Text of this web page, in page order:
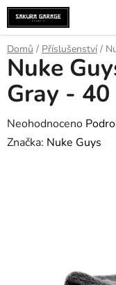
Přejít
na
obsah
Domů / Příslušenství /
Nuke
Gray -
Průměrné
hodnocení
Neohodnoceno
Značka: Nuke Guys